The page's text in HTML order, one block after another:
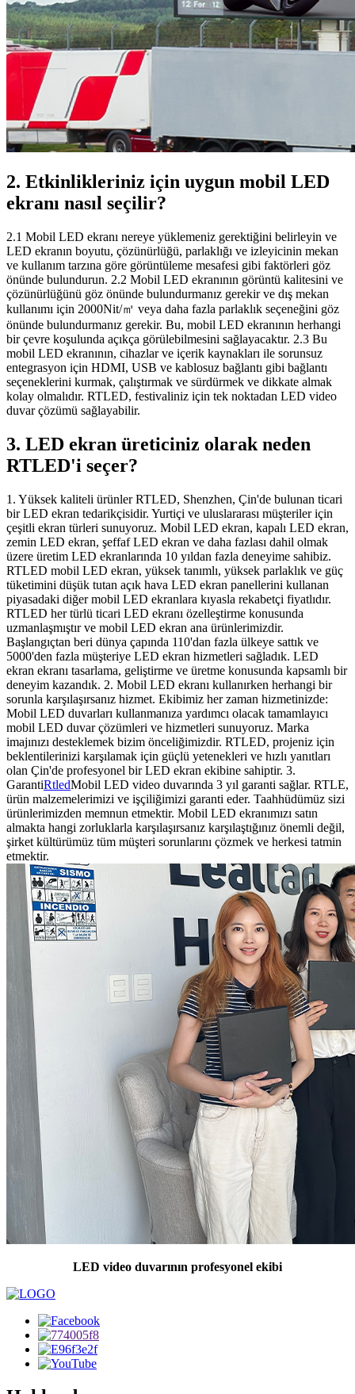
2. Etkinlikleriniz için uygun mobil LED
ekranı nasıl seçilir?
2.1 Mobil LED ekranı nereye yüklemeniz gerektiğini belirleyin ve
LED ekranın boyutu, çözünürlüğü, parlaklığı ve izleyicinin mekan
ve kullanım tarzına göre görüntüleme mesafesi gibi faktörleri göz
önünde bulundurun. 2.2 Mobil LED ekranının görüntü kalitesini ve
çözünürlüğünü göz önünde bulundurmanız gerekir ve dış mekan
kullanımı için 2000Nit/㎡ veya daha fazla parlaklık seçeneğini göz
önünde bulundurmanız gerekir. Bu, mobil LED ekranının herhangi
bir çevre koşulunda açıkça görülebilmesini sağlayacaktır. 2.3 Bu
mobil LED ekranının, cihazlar ve içerik kaynakları ile sorunsuz
entegrasyon için HDMI, USB ve kablosuz bağlantı gibi bağlantı
seçeneklerini kurmak, çalıştırmak ve sürdürmek ve dikkate almak
kolay olmalıdır. RTLED, festivaliniz için tek noktadan LED video
duvar çözümü sağlayabilir.
3. LED ekran üreticiniz olarak neden
RTLED'i seçer?
1. Yüksek kaliteli ürünler RTLED, Shenzhen, Çin'de bulunan ticari
bir LED ekran tedarikçisidir. Yurtiçi ve uluslararası müşteriler için
çeşitli ekran türleri sunuyoruz. Mobil LED ekran, kapalı LED ekran,
zemin LED ekran, şeffaf LED ekran ve daha fazlası dahil olmak
üzere üretim LED ekranlarında 10 yıldan fazla deneyime sahibiz.
RTLED mobil LED ekran, yüksek tanımlı, yüksek parlaklık ve güç
tüketimini düşük tutan açık hava LED ekran panellerini kullanan
piyasadaki diğer mobil LED ekranlara kıyasla rekabetçi fiyatlıdır.
RTLED her türlü ticari LED ekranı özelleştirme konusunda
uzmanlaşmıştır ve mobil LED ekran ana ürünlerimizdir.
Başlangıçtan beri dünya çapında 110'dan fazla ülkeye sattık ve
5000'den fazla müşteriye LED ekran hizmetleri sağladık. LED
ekran ekranı tasarlama, geliştirme ve üretme konusunda kapsamlı bir
deneyim kazandık. 2. Mobil LED ekranı kullanırken herhangi bir
sorunla karşılaşırsanız hizmet. Ekibimiz her zaman hizmetinizde:
Mobil LED duvarları kullanmanıza yardımcı olacak tamamlayıcı
mobil LED duvar çözümleri ve hizmetleri sunuyoruz. Marka
imajınızı desteklemek bizim önceliğimizdir. RTLED, projeniz için
beklentilerinizi karşılamak için güçlü yetenekleri ve hızlı yanıtları
olan Çin'de profesyonel bir LED ekran ekibine sahiptir. 3.
GarantiRtledMobil LED video duvarında 3 yıl garanti sağlar. RTLE,
ürün malzemelerimizi ve işçiliğimizi garanti eder. Taahhüdümüz sizi
ürünlerimizden memnun etmektir. Mobil LED ekranımızı satın
almakta hangi zorluklarla karşılaşırsanız karşılaştığınız önemli değil,
şirket kültürümüz tüm müşteri sorunlarını çözmek ve herkesi tatmin
etmektir.
LED video duvarının profesyonel ekibi